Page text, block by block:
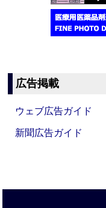
広告掲載
ウェブ広告ガイド
新聞広告ガイド